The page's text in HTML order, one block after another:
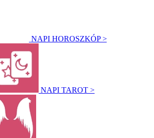
NAPI HOROSZKÓP >
NAPI TAROT >